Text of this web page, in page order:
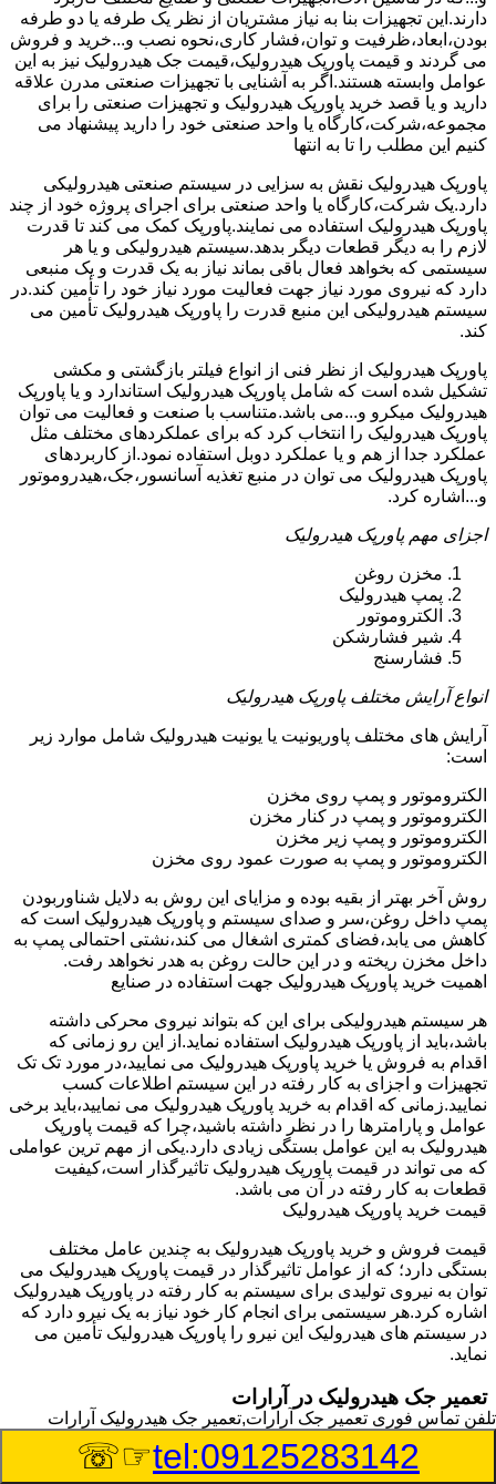
دارند.این تجهیزات بنا به نیاز مشتریان از نظر یک طرفه یا دو طرفه
بودن،ابعاد،ظرفیت و توان،فشار کاری،نحوه نصب و...خرید و فروش
می گردند و قیمت پاورپک هیدرولیک،قیمت جک هیدرولیک نیز به این
عوامل وابسته هستند.اگر به آشنایی با تجهیزات صنعتی مدرن علاقه
دارید و یا قصد خرید پاورپک هیدرولیک و تجهیزات صنعتی را برای
مجموعه،شرکت،کارگاه یا واحد صنعتی خود را دارید پیشنهاد می
کنیم این مطلب را تا به انتها
پاورپک هیدرولیک نقش به سزایی در سیستم صنعتی هیدرولیکی
دارد.یک شرکت،کارگاه یا واحد صنعتی برای اجرای پروژه خود از چند
پاورپک هیدرولیک استفاده می نمایند.پاورپک کمک می کند تا قدرت
لازم را به دیگر قطعات دیگر بدهد.سیستم هیدرولیکی و یا هر
سیستمی که بخواهد فعال باقی بماند نیاز به یک قدرت و یک منبعی
دارد که نیروی مورد نیاز جهت فعالیت مورد نیاز خود را تأمین کند.در
سیستم هیدرولیکی این منبع قدرت را پاورپک هیدرولیک تأمین می
کند.
پاورپک هیدرولیک از نظر فنی از انواع فیلتر بازگشتی و مکشی
تشکیل شده است که شامل پاورپک هیدرولیک استاندارد و یا پاورپک
هیدرولیک میکرو و...می باشد.متناسب با صنعت و فعالیت می توان
پاورپک هیدرولیک را انتخاب کرد که برای عملکردهای مختلف مثل
عملکرد جدا از هم و یا عملکرد دوبل استفاده نمود.از کاربردهای
پاورپک هیدرولیک می توان در منبع تغذیه آسانسور،جک،هیدروموتور
و...اشاره کرد.
اجزای مهم پاورپک هیدرولیک
مخزن روغن
پمپ هیدرولیک
الکتروموتور
شیر فشارشکن
فشارسنج
انواع آرایش مختلف پاورپک هیدرولیک
آرایش های مختلف پاوریونیت یا یونیت هیدرولیک شامل موارد زیر
است:
الکتروموتور و پمپ روی مخزن
الکتروموتور و پمپ در کنار مخزن
الکتروموتور و پمپ زیر مخزن
الکتروموتور و پمپ به صورت عمود روی مخزن
روش آخر بهتر از بقیه بوده و مزایای این روش به دلایل شناوربودن
پمپ داخل روغن،سر و صدای سیستم و پاورپک هیدرولیک است که
کاهش می یابد،فضای کمتری اشغال می کند،نشتی احتمالی پمپ به
داخل مخزن ریخته و در این حالت روغن به هدر نخواهد رفت.
اهمیت خرید پاورپک هیدرولیک جهت استفاده در صنایع
هر سیستم هیدرولیکی برای این که بتواند نیروی محرکی داشته
باشد،باید از پاورپک هیدرولیک استفاده نماید.از این رو زمانی که
اقدام به فروش یا خرید پاورپک هیدرولیک می نمایید،در مورد تک تک
تجهیزات و اجزای به کار رفته در این سیستم اطلاعات کسب
نمایید.زمانی که اقدام به خرید پاورپک هیدرولیک می نمایید،باید برخی
عوامل و پارامترها را در نظر داشته باشید،چرا که قیمت پاورپک
هیدرولیک به این عوامل بستگی زیادی دارد.یکی از مهم ترین عواملی
که می تواند در قیمت پاورپک هیدرولیک تاثیرگذار است،کیفیت
قطعات به کار رفته در آن می باشد.
قیمت خرید پاورپک هیدرولیک
قیمت فروش و خرید پاورپک هیدرولیک به چندین عامل مختلف
بستگی دارد؛ که از عوامل تاثیرگذار در قیمت پاورپک هیدرولیک می
توان به نیروی تولیدی برای سیستم به کار رفته در پاورپک هیدرولیک
اشاره کرد.هر سیستمی برای انجام کار خود نیاز به یک نیرو دارد که
در سیستم های هیدرولیک این نیرو را پاورپک هیدرولیک تأمین می
نماید.
تعمیر جک هیدرولیک در آرارات
وسیله‎ای که با عملکرد خود موجب بلند شدن اهرم و یا وزن سنگین
در یک قسمت می گردد را جک هیدرولیک می نامند.جک هیدرولیک
تلفن تماس فوری تعمیر جک آرارات,تعمیر جک هیدرولیک آرارات
tel:09125283142
☞☏